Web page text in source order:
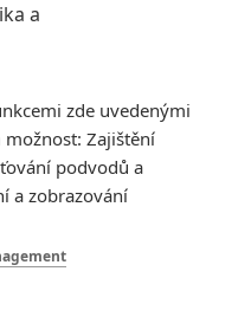
*/10
Zatím nehodnoceno
a
zde uvedenými
Zajištění
podvodů a
a zobrazování